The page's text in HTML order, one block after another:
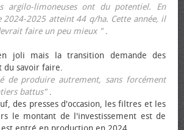
argilo-limoneuses ont du potentiel. En
2024-2025 atteint 44 q/ha. Cette année, il
faire un peu mieux ".
joli mais la transition demande des
du savoir faire.
de produire autrement, sans forcément
battus".
des presses d'occasion, les filtres et les
le montant de l'investissement est de